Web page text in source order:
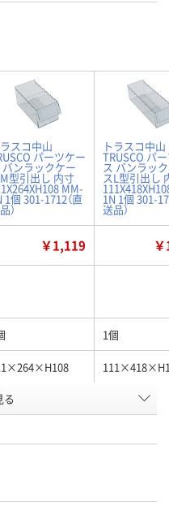
ラスコ中山
パーツケー
バンラックケー
型引出し 内寸
MM-
1個 301-1712（直
）
トラスコ中山
TRUSCO パ
ス バンラッ
スL型引出し
1N 1個 301-
送品）
￥1,119
1個
12日（水） 8月12日（水）
る